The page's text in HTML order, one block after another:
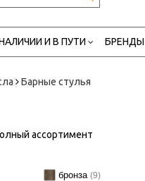
И В ПУТИ БРЕНДЫ
Барные стулья
ассортимент
бронза (9)